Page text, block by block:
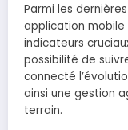
Parmi les
application mobile
indicateurs
possibilité de
connecté
ainsi une gestion
terrain.